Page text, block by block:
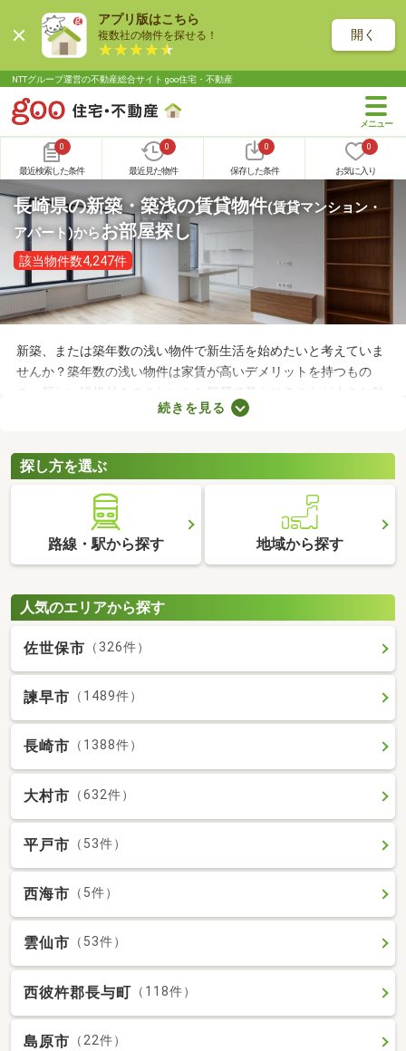
アプリ版はこちら
複数社の物件を探せる！ 開く
NTTグループ運営の不動産総合サイト goo住宅・不動産
0
最近検索した条件
0
最近見た物件
0
保存した条件
0
お気に入り
長崎県の新築・築浅の賃貸物件(賃貸マンション・
アパート)からお部屋探し
該当物件数4,247件
新築、または築年数の浅い物件で新生活を始めたいと考えていま
せんか？築年数の浅い物件は家賃が高いデメリットを持つもの
の、新しい設備付きのきれいなお部屋で暮らせることが大きな魅
力。なかには家賃を抑えた物件もあるので、無理なく借りられる
なるお部屋を見つけてみてください。
続きを見る
探し方を選ぶ
路線・駅から探す 地域から探す
人気のエリアから探す
佐世保市 （326件）
諫早市 （1489件）
長崎市 （1388件）
大村市 （632件）
平戸市 （53件）
西海市 （5件）
雲仙市 （53件）
西彼杵郡長与町 （118件）
島原市 （22件）